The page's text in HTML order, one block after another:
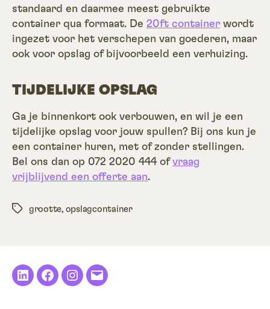
standaard en daarmee meest gebruikte
container qua formaat. De 20ft container wordt
ingezet voor het verschepen van goederen, maar
ook voor opslag of bijvoorbeeld een verhuizing.
TIJDELIJKE OPSLAG
Ga je binnenkort ook verbouwen, en wil je een
tijdelijke opslag voor jouw spullen? Bij ons kun je
een container huren, met of zonder stellingen.
Bel ons dan op 072 2020 444 ofvraag
vrijblijvend een offerte aan.
Tagsgrootte, opslagcontainer
LinkedInFacebookInstagram
E-